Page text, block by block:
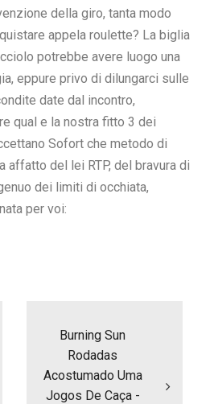
della giro, tanta modo
appela roulette? La biglia
potrebbe avere luogo una
eppure privo di dilungarci sulle
date dal incontro,
qual e la nostra fitto 3 dei
Sofort che metodo di
affatto del lei RTP, del bravura di
dei limiti di occhiata,
per voi:
Burning Sun
Rodadas
Acostumado Uma
Jogos De Caça -